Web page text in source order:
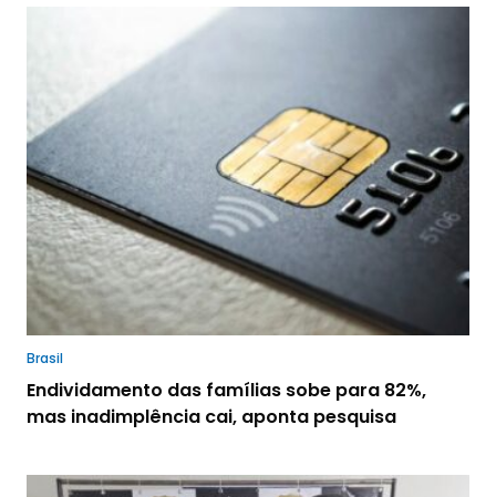
Brasil
Endividamento das famílias sobe para 82%,
mas inadimplência cai, aponta pesquisa